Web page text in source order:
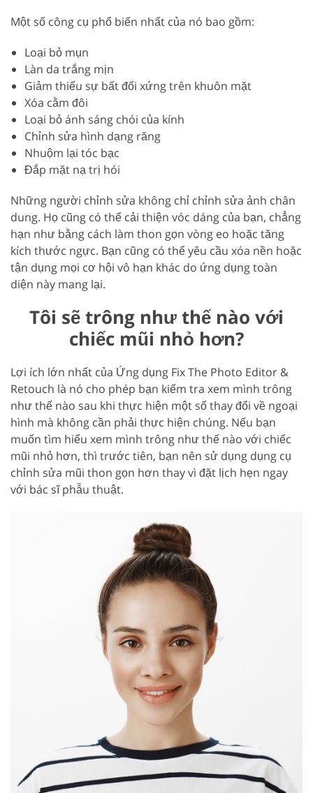
Một số công cụ phổ biến nhất của nó bao gồm:
Loại bỏ mụn
Làn da trắng mịn
Giảm thiểu sự bất đối xứng trên khuôn mặt
Xóa cằm đôi
Loại bỏ ánh sáng chói của kính
Chỉnh sửa hình dạng răng
Nhuộm lại tóc bạc
Đắp mặt nạ trị hói
Những người chỉnh sửa không chỉ chỉnh sửa ảnh chân
dung. Họ cũng có thể cải thiện vóc dáng của bạn, chẳng
hạn như bằng cách làm thon gọn vòng eo hoặc tăng
kích thước ngực. Bạn cũng có thể yêu cầu xóa nền hoặc
tận dụng mọi cơ hội vô hạn khác do ứng dụng toàn
diện này mang lại.
Tôi sẽ trông như thế nào với
chiếc mũi nhỏ hơn?
Lợi ích lớn nhất của Ứng dụng Fix The Photo Editor &
Retouch là nó cho phép bạn kiểm tra xem mình trông
như thế nào sau khi thực hiện một số thay đổi về ngoại
hình mà không cần phải thực hiện chúng. Nếu bạn
muốn tìm hiểu xem mình trông như thế nào với chiếc
mũi nhỏ hơn, thì trước tiên, bạn nên sử dụng dụng cụ
chỉnh sửa mũi thon gọn hơn thay vì đặt lịch hẹn ngay
với bác sĩ phẫu thuật.